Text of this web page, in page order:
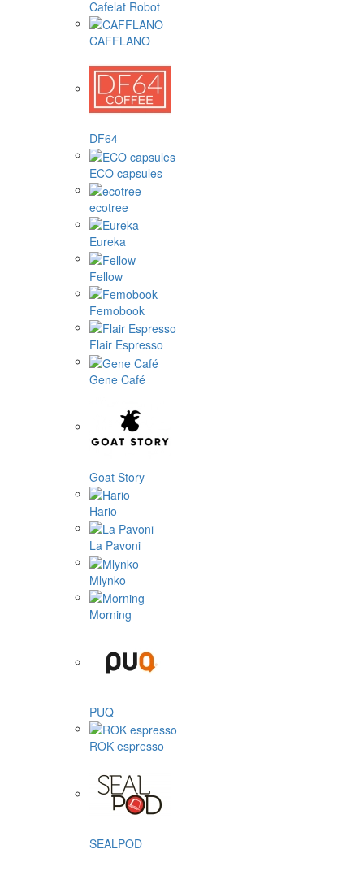
Cafelat Robot
CAFFLANO
DF64
ECO capsules
ecotree
Eureka
Fellow
Femobook
Flair Espresso
Gene Café
Goat Story
Hario
La Pavoni
Mlynko
Morning
PUQ
ROK espresso
SEALPOD